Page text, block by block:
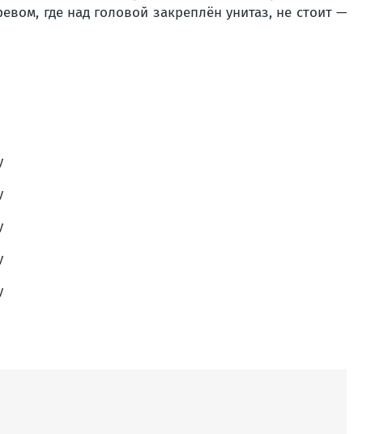
где над головой закреплён унитаз, не стоит —